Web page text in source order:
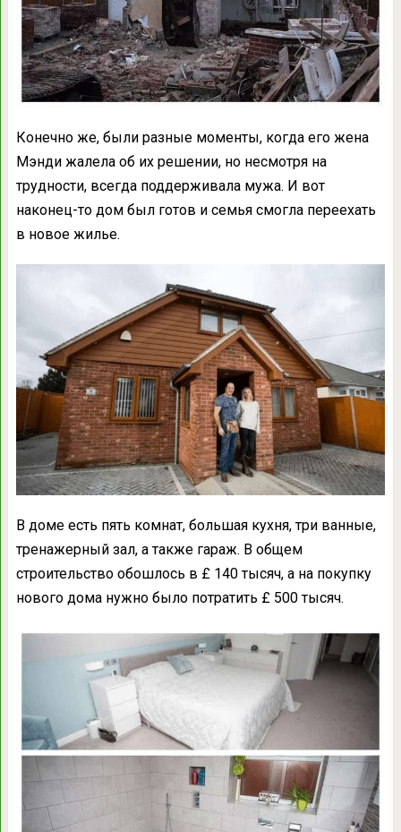
Конечно же, были разные моменты, когда его жена
Мэнди жалела об их решении, но несмотря на
трудности, всегда поддерживала мужа. И вот
наконец-то дом был готов и семья смогла переехать
в новое жилье.
В доме есть пять комнат, большая кухня, три ванные,
тренажерный зал, а также гараж. В общем
строительство обошлось в £ 140 тысяч, а на покупку
нового дома нужно было потратить £ 500 тысяч.